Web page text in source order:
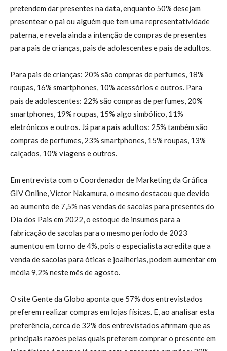
pretendem dar presentes na data, enquanto 50% desejam
presentear o pai ou alguém que tem uma representatividade
paterna, e revela ainda a intenção de compras de presentes
para pais de crianças, pais de adolescentes e pais de adultos.
Para pais de crianças: 20% são compras de perfumes, 18%
roupas, 16% smartphones, 10% acessórios e outros. Para
pais de adolescentes: 22% são compras de perfumes, 20%
smartphones, 19% roupas, 15% algo simbólico, 11%
eletrônicos e outros. Já para pais adultos: 25% também são
compras de perfumes, 23% smartphones, 15% roupas, 13%
calçados, 10% viagens e outros.
Em entrevista com o Coordenador de Marketing da Gráfica
GIV Online, Victor Nakamura, o mesmo destacou que devido
ao aumento de 7,5% nas vendas de sacolas para presentes do
Dia dos Pais em 2022, o estoque de insumos para a
fabricação de sacolas para o mesmo período de 2023
aumentou em torno de 4%, pois o especialista acredita que a
venda de sacolas para óticas e joalherias, podem aumentar em
média 9,2% neste mês de agosto.
O site Gente da Globo aponta que 57% dos entrevistados
preferem realizar compras em lojas físicas. E, ao analisar esta
preferência, cerca de 32% dos entrevistados afirmam que as
principais razões pelas quais preferem comprar o presente em